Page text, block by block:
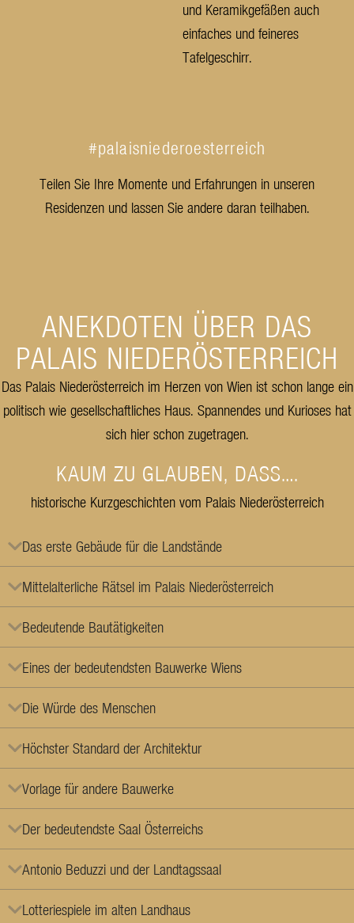
und Keramikgefäßen auch
einfaches und feineres
Tafelgeschirr.
#palaisniederoesterreich
Teilen Sie Ihre Momente und Erfahrungen in unseren
Residenzen und lassen Sie andere daran teilhaben.
ANEKDOTEN ÜBER DAS
PALAIS NIEDERÖSTERREICH
Das Palais Niederösterreich im Herzen von Wien ist schon lange ein
politisch wie gesellschaftliches Haus. Spannendes und Kurioses hat
sich hier schon zugetragen.
KAUM ZU GLAUBEN, DASS….
historische Kurzgeschichten vom Palais Niederösterreich
Das erste Gebäude für die Landstände
Mittelalterliche Rätsel im Palais Niederösterreich
Bedeutende Bautätigkeiten
Eines der bedeutendsten Bauwerke Wiens
Die Würde des Menschen
Höchster Standard der Architektur
Vorlage für andere Bauwerke
Der bedeutendste Saal Österreichs
Antonio Beduzzi und der Landtagssaal
Lotteriespiele im alten Landhaus